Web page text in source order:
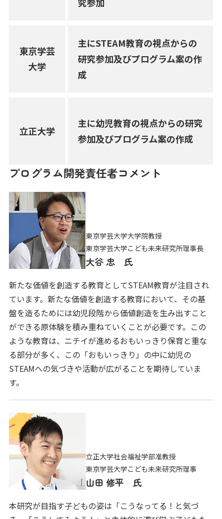
東京学芸
大学
主にSTEAM教育の視点からの
研究参加及びプログラム案の作
成
立正大学
主に幼児教育の視点からの研究
参加及びプログラム案の作成
プログラム開発責任者コメント
東京学芸大学大学院教授
東京学芸大学こども未来研究所理事長
大谷 忠 氏
新たな価値を創造する教育としてSTEAM教育が注目され
ています。新たな価値を創造する教育において、その基
盤を造るためには幼児段階から価値創造を生み出すこと
ができる原体験を積み重ねていくことが必要です。この
ような教育は、ニチイが進めるおもいっきり保育と重な
る部分が多く、この「おもいっきり」の中に幼児の
STEAMへの気づきや活動が広がることを期待していま
す。
立正大学社会福祉学部准教授
東京学芸大学こども未来研究所理事
山田 修平 氏
本研究が目指す子どもの姿は「こうなってる！と気づ